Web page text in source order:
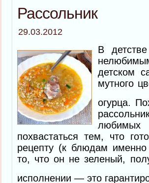
Рассольник
29.03.2012
В
детском
мутного
огурца.
похвастаться тем, что
рецепту (к блюдам именно
то, что он не зеленый,
исполнении — это